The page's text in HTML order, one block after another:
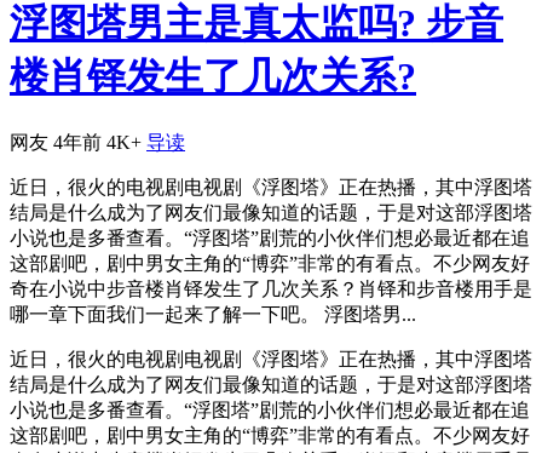
浮图塔男主是真太监吗? 步音
楼肖铎发生了几次关系?
网友 4年前 4K+ 导读
近日，很火的电视剧电视剧《浮图塔》正在热播，其中浮图塔
结局是什么成为了网友们最像知道的话题，于是对这部浮图塔
小说也是多番查看。“浮图塔”剧荒的小伙伴们想必最近都在追
这部剧吧，剧中男女主角的“博弈”非常的有看点。不少网友好
奇在小说中步音楼肖铎发生了几次关系？肖铎和步音楼用手是
哪一章下面我们一起来了解一下吧。 浮图塔男...
近日，很火的电视剧电视剧《浮图塔》正在热播，其中浮图塔
结局是什么成为了网友们最像知道的话题，于是对这部浮图塔
小说也是多番查看。“浮图塔”剧荒的小伙伴们想必最近都在追
这部剧吧，剧中男女主角的“博弈”非常的有看点。不少网友好